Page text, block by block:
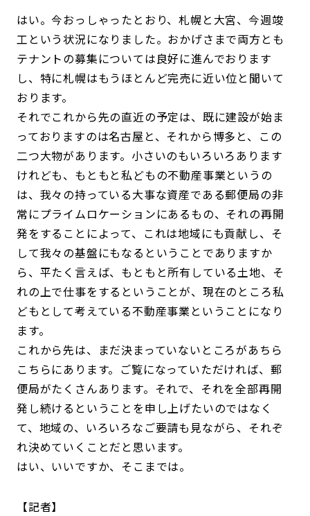
はい。今おっしゃったとおり、札幌と大宮、今週竣
工という状況になりました。おかげさまで両方とも
テナントの募集については良好に進んでおります
し、特に札幌はもうほとんど完売に近い位と聞いて
おります。
それでこれから先の直近の予定は、既に建設が始ま
っておりますのは名古屋と、それから博多と、この
二つ大物があります。小さいのもいろいろあります
けれども、もともと私どもの不動産事業というの
は、我々の持っている大事な資産である郵便局の非
常にプライムロケーションにあるもの、それの再開
発をすることによって、これは地域にも貢献し、そ
して我々の基盤にもなるということでありますか
ら、平たく言えば、もともと所有している土地、そ
れの上で仕事をするということが、現在のところ私
どもとして考えている不動産事業ということになり
ます。
これから先は、まだ決まっていないところがあちら
こちらにあります。ご覧になっていただければ、郵
便局がたくさんあります。それで、それを全部再開
発し続けるということを申し上げたいのではなく
て、地域の、いろいろなご要請も見ながら、それぞ
れ決めていくことだと思います。
はい、いいですか、そこまでは。
記者